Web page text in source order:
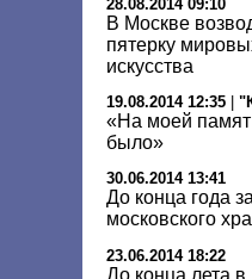
28.08.2014 09:10
В Москве
пятерку
искусства
19.08.2014 12:35
«На моей
было»
30.06.2014 13:41
До конца года
московского
23.06.2014 18:22
До конца лета